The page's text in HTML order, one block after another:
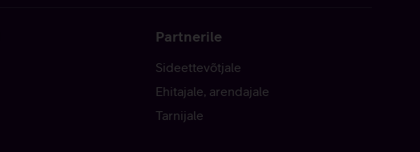
Partnerile
Sideettevõtjale
Ehitajale, arendajale
Tarnijale